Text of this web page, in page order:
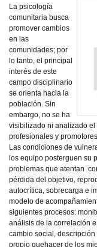
La psicología
comunitaria busca
promover cambios
en las
comunidades; por
lo tanto, el principal
interés de este
campo disciplinario
se orienta hacia la
población. Sin
embargo, no se ha
visibilizado ni analizado
profesionales y
Las condiciones de
los equipo posterguen su
problemas que atentan
pérdida del objetivo,
autocrítica, sobrecarga e
modelo de
siguientes procesos:
análisis de la correlación
cambio social,
propio quehacer de los